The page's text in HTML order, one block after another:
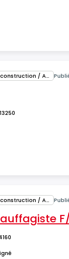
BTP / Matériaux de construction / Architecture
BTP / Matériaux de construction / Architecture